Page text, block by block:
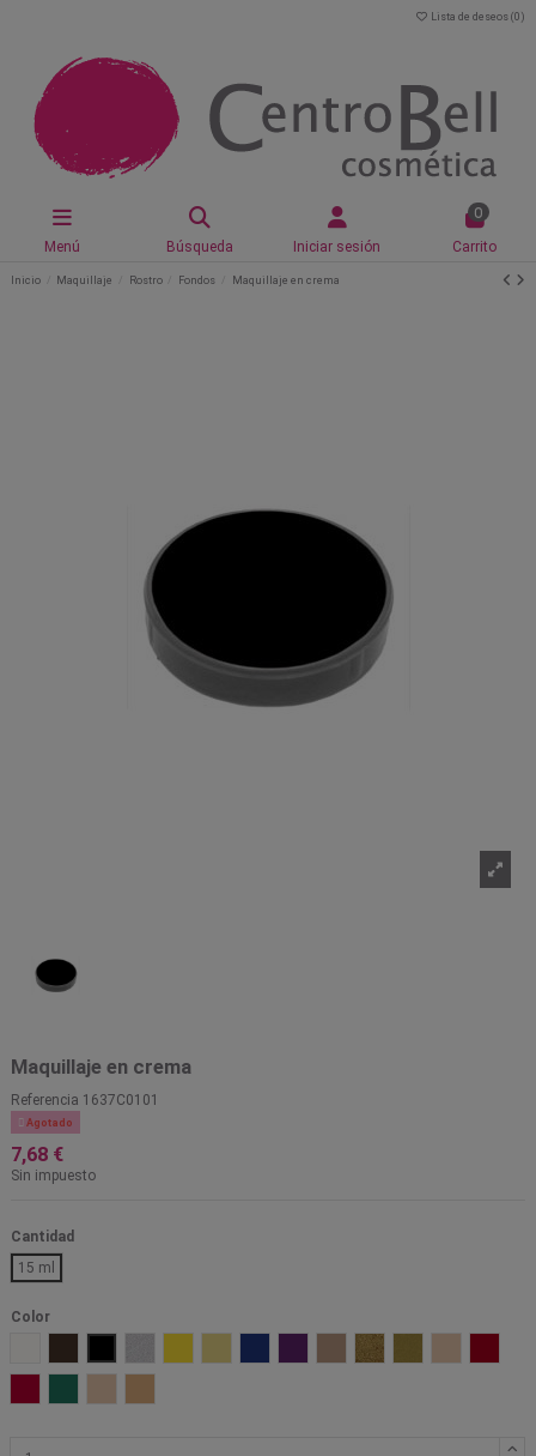
Lista de deseos (0 )
Menú Búsqueda Iniciar sesión
0
Carrito
Inicio Maquillaje Rostro Fondos Maquillaje en crema
Maquillaje en crema
Referencia 1637C0101
 Agotado
7,68 €
Sin impuesto
Cantidad
15 ml
Color
Marrón OAOro 705